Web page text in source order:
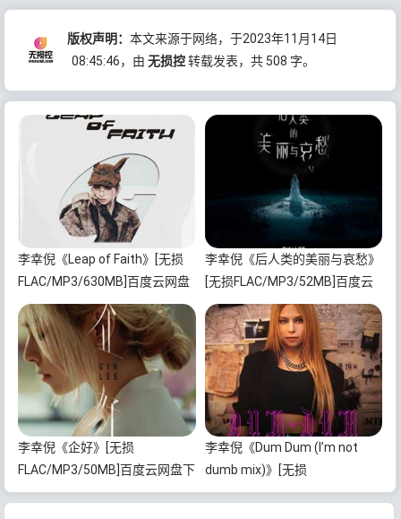
版权声明：本文来源于网络，于2023年11月14日
08:45:46，由无损控转载发表，共 508 字。
李幸倪《Leap of Faith》[无损
FLAC/MP3/630MB]百度云网盘
下载
李幸倪《后人类的美丽与哀愁》
[无损FLAC/MP3/52MB]百度云
网盘下载
李幸倪《企好》[无损
FLAC/MP3/50MB]百度云网盘下
载
李幸倪《Dum Dum (I’m not
dumb mix)》[无损
FLAC/MP3/47MB]百度云网盘下